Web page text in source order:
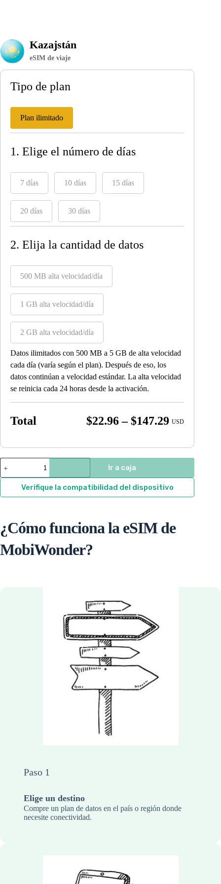
Kazajstán
eSIM de viaje
Tipo de plan
Plan ilimitado
1. Elige el número de días
7 días 10 días 15 días
20 días 30 días
2. Elija la cantidad de datos
500 MB alta velocidad/día
1 GB alta velocidad/día
2 GB alta velocidad/día
Datos ilimitados con 500 MB a 5 GB de alta velocidad
cada día (varía según el plan). Después de eso, los
datos continúan a velocidad estándar. La alta velocidad
se reinicia cada 24 horas desde la activación.
Total $22.96 – $147.29Price
$22.96
through
$147.29
USD
Kazajstán
quantity
Ir a caja
Verifique la compatibilidad del dispositivo
¿Cómo funciona la eSIM de
MobiWonder?
Paso 1
Elige un destino
Compre un plan de datos en el país o región donde
necesite conectividad.